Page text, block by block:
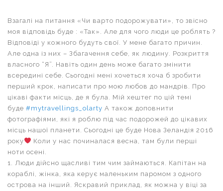
Взагалі на питання «Чи варто подорожувати», то звісно
моя відповідь буде : «Так». Але для чого люди це роблять ?
Відповіді у кожного будуть свої. У мене багато причин.
Але одна із них – Збагачення себе, як людину. Розкриття
власного “Я”. Навіть один день може багато змінити
всередині себе. Сьогодні мені хочеться хоча б зробити
перший крок, написати про мою любов до мандрів. Про
цікаві факти місць, де я була. Мій хештег по цій темі
буде #mytravellings_olarty А також доповнити
фотографіями, які я роблю під час подорожей до цікавих
місць нашої планети. Сьогодні це буде Нова Зеландія 2016
року
Коли у нас починалася весна, там були перші
ноти осені.
1. Люди дійсно щасливі тим чим займаються. Капітан на
кораблі, жінка, яка керує маленьким паромом з одного
острова на інший. Яскравий приклад, як можна у віці за